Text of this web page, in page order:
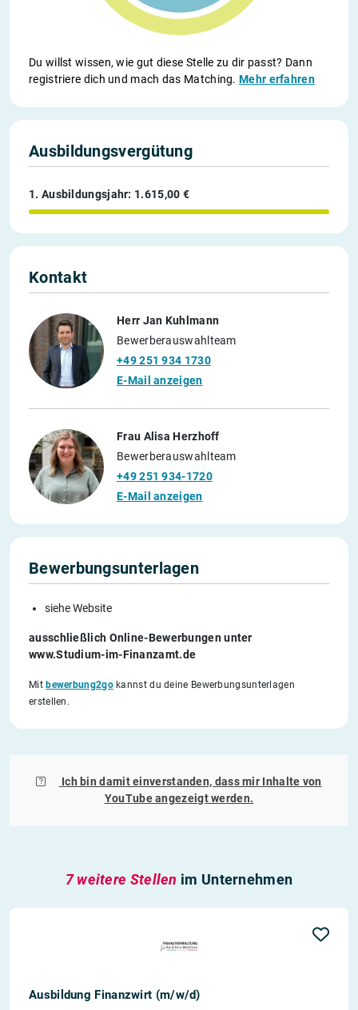
Du willst wissen, wie gut diese Stelle zu dir passt? Dann
registriere dich und mach das Matching.Mehr erfahren
Ausbildungsvergütung
1. Ausbildungsjahr: 1.615,00 €
Kontakt
Herr Jan Kuhlmann
Bewerberauswahlteam
+49 251 934 1730
E-Mail anzeigen
Frau Alisa Herzhoff
Bewerberauswahlteam
+49 251 934-1720
E-Mail anzeigen
Bewerbungsunterlagen
siehe Website
ausschließlich Online-Bewerbungen unter
www.Studium-im-Finanzamt.de
Mitbewerbung2gokannst du deine Bewerbungsunterlagen
erstellen.
Ich bin damit einverstanden, dass mir Inhalte von
YouTubeangezeigt werden.
7 weitere Stellen im Unternehmen
Ausbildung Finanzwirt (m/w/d)